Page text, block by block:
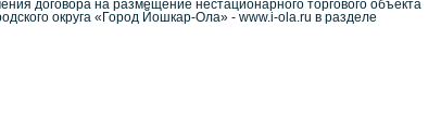
договора на размещение нестационарного торгового объекта
округа «Город Йошкар-Ола» - www.i-ola.ru в разделе